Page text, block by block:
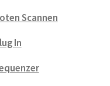
Scannen
In